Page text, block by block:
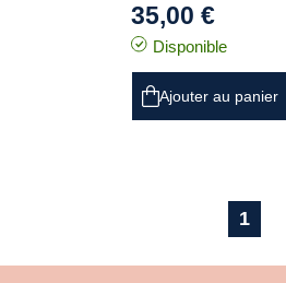
35,00 €
Disponible
Ajouter au panier
1